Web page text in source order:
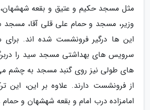
مثل مسجد حکیم و عتیق و بقعه شهشهان،
وزیر، مسجد و حمام علی قلی آقا، مسجد
این ها درگیر فرونشست شده اند. برای
سرویس های بهداشتی مسجد سید را
های طولی نیز روی گنبد مسجد به چشم
از فرونشست دارند. علاوه بر این، این
امامزاده درب امام و بقعه شهشهان و